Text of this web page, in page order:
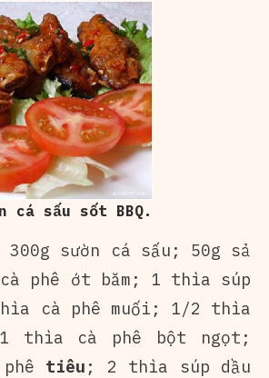
cá sấu sốt BBQ.
300g sườn cá sấu; 50g sả
phê ớt băm; 1 thìa súp
cà phê muối; 1/2 thìa
1 thìa cà phê bột ngọt;
tiêu ; 2 thìa súp dầu